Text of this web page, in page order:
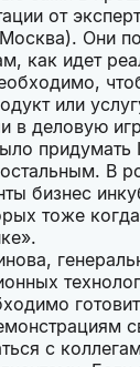
от
Они
как идет
или
в деловую
придумать
В
бизнес
тоже
с